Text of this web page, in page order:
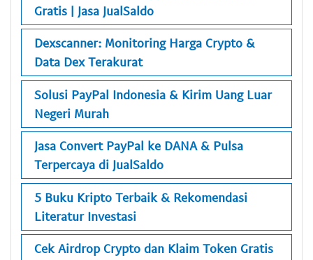
Gratis | Jasa JualSaldo
Dexscanner: Monitoring Harga Crypto &
Data Dex Terakurat
Solusi PayPal Indonesia & Kirim Uang Luar
Negeri Murah
Jasa Convert PayPal ke DANA & Pulsa
Terpercaya di JualSaldo
5 Buku Kripto Terbaik & Rekomendasi
Literatur Investasi
Cek Airdrop Crypto dan Klaim Token Gratis